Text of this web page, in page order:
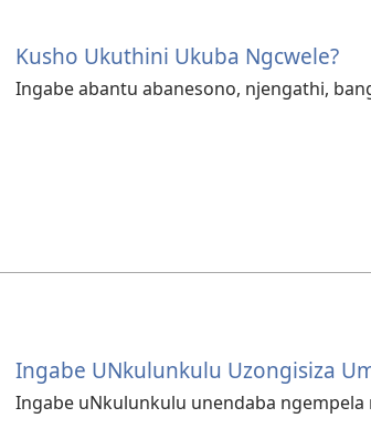
Kusho Ukuthini Ukuba Ngcwele?
Ingabe abantu abanesono, njengathi,
Ingabe UNkulunkulu Uzongisiza
Ingabe uNkulunkulu unendaba ngempela